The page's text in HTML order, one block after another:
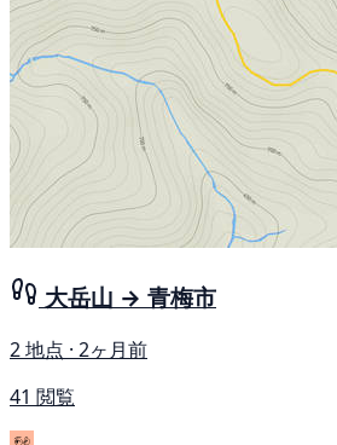
大岳山 → 青梅市
2 地点 · 2ヶ月前
41 閲覧